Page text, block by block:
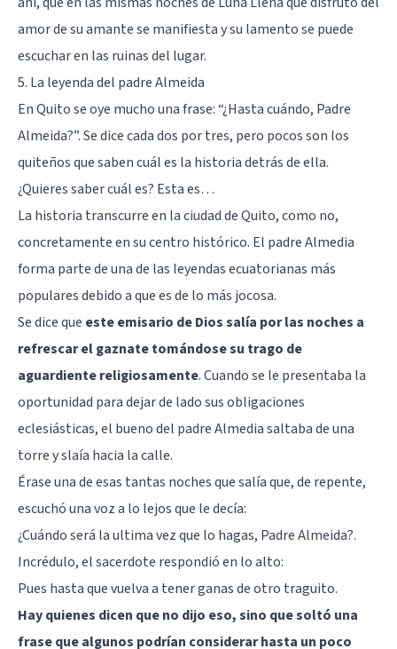
amor de su amante se manifiesta y su lamento se puede
escuchar en las ruinas del lugar.
5. La leyenda del padre Almeida
En Quito se oye mucho una frase: “¿Hasta cuándo, Padre
Almeida?”. Se dice cada dos por tres, pero pocos son los
quiteños que saben cuál es la historia detrás de ella.
¿Quieres saber cuál es? Esta es…
La historia transcurre en la ciudad de Quito, como no,
concretamente en su centro histórico. El padre Almedia
forma parte de una de las leyendas ecuatorianas más
populares debido a que es de lo más jocosa.
Se dice que este emisario de Dios salía por las noches a
refrescar el gaznate tomándose su trago de
aguardiente religiosamente. Cuando se le presentaba la
oportunidad para dejar de lado sus obligaciones
eclesiásticas, el bueno del padre Almedia saltaba de una
torre y slaía hacia la calle.
Érase una de esas tantas noches que salía que, de repente,
escuchó una voz a lo lejos que le decía:
¿Cuándo será la ultima vez que lo hagas, Padre Almeida?.
Incrédulo, el sacerdote respondió en lo alto:
Pues hasta que vuelva a tener ganas de otro traguito.
Hay quienes dicen que no dijo eso, sino que soltó una
frase que algunos podrían considerar hasta un poco